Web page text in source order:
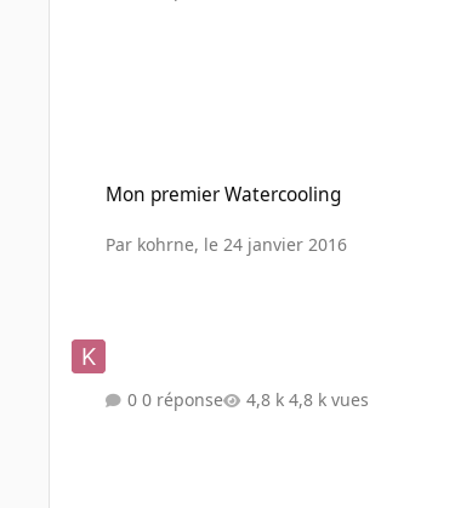
Mon premier Watercooling
Par kohrne, le 24 janvier 2016
0 réponse 4,8 k vues